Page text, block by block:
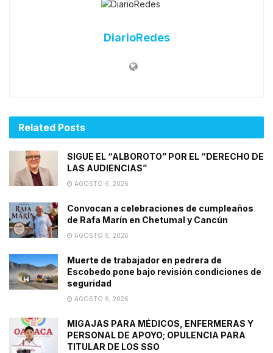
DiarioRedes
Related Posts
SIGUE EL “ALBOROTO” POR EL “DERECHO DE
LAS AUDIENCIAS”
AGOSTO 6, 2026
Convocan a celebraciones de cumpleaños
de Rafa Marín en Chetumal y Cancún
AGOSTO 6, 2026
Muerte de trabajador en pedrera de
Escobedo pone bajo revisión condiciones de
seguridad
AGOSTO 6, 2026
MIGAJAS PARA MÉDICOS, ENFERMERAS Y
PERSONAL DE APOYO; OPULENCIA PARA
TITULAR DE LOS SSO